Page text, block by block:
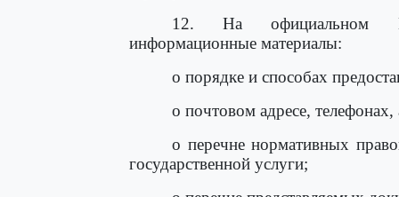
12. На официальном
информационные материалы:
о порядке и способах
о почтовом адресе,
о перечне нормативных
государственной услуги;